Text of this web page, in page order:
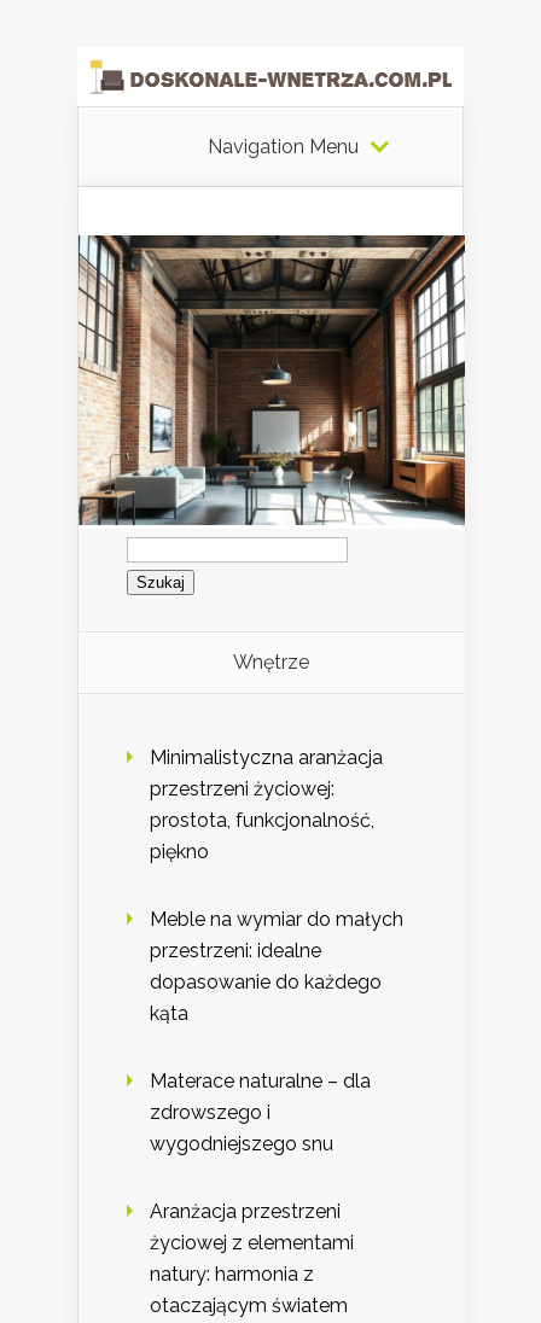
Navigation Menu
Szukaj:
Wnętrze
Minimalistyczna aranżacja
przestrzeni życiowej:
prostota, funkcjonalność,
piękno
Meble na wymiar do małych
przestrzeni: idealne
dopasowanie do każdego
kąta
Materace naturalne – dla
zdrowszego i
wygodniejszego snu
Aranżacja przestrzeni
życiowej z elementami
natury: harmonia z
otaczającym światem